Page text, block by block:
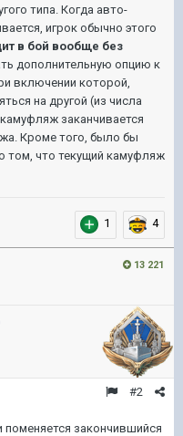
типа. Когда авто-
игрок обычно этого
в бой вообще без
дополнительную опцию к
включении которой,
на другой (из числа
заканчивается
Кроме того, было бы
том, что текущий камуфляж
1 4
13 221
#2
поменяется закончившийся